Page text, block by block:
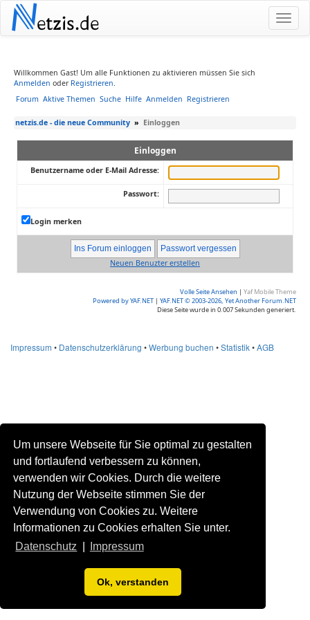
Um unsere Webseite für Sie optimal zu gestalten
und fortlaufend verbessern zu können,
verwenden wir Cookies. Durch die weitere
Nutzung der Webseite stimmen Sie der
Verwendung von Cookies zu. Weitere
Informationen zu Cookies erhalten Sie unter.
Datenschutz
Impressum
Ok, verstanden
Netzis.de
Willkommen Gast! Um alle Funktionen zu aktivieren müssen Sie sich
Anmelden oder Registrieren.
Forum Aktive Themen Suche Hilfe Anmelden Registrieren
netzis.de - die neue Community » Einloggen
Einloggen
Benutzername oder E-Mail Adresse:
Passwort:
Login merken
Neuen Benuzter erstellen
Volle Seite Ansehen | Yaf Mobile Theme
Powered by YAF.NET | YAF.NET © 2003-2026, Yet Another Forum.NET
Diese Seite wurde in 0.007 Sekunden generiert.
Impressum • Datenschutzerklärung •Werbung buchen •Statistik•AGB